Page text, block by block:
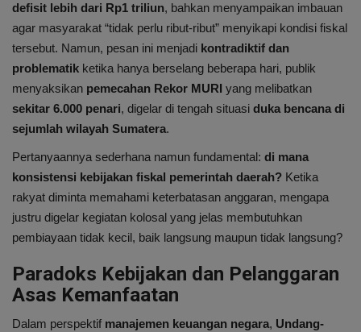
defisit lebih dari Rp1 triliun, bahkan menyampaikan imbauan
agar masyarakat “tidak perlu ribut-ribut” menyikapi kondisi fiskal
tersebut. Namun, pesan ini menjadi kontradiktif dan
problematik ketika hanya berselang beberapa hari, publik
menyaksikan pemecahan Rekor MURI yang melibatkan
sekitar 6.000 penari, digelar di tengah situasi duka bencana di
sejumlah wilayah Sumatera.
Pertanyaannya sederhana namun fundamental: di mana
konsistensi kebijakan fiskal pemerintah daerah? Ketika
rakyat diminta memahami keterbatasan anggaran, mengapa
justru digelar kegiatan kolosal yang jelas membutuhkan
pembiayaan tidak kecil, baik langsung maupun tidak langsung?
Paradoks Kebijakan dan Pelanggaran
Asas Kemanfaatan
Dalam perspektif manajemen keuangan negara, Undang-